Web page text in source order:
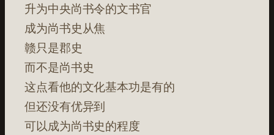
升为中央尚书令的文书官
成为尚书史从焦
赣只是郡史
而不是尚书史
这点看他的文化基本功是有的
但还没有优异到
可以成为尚书史的程度